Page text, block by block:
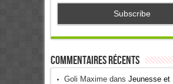
Commentaires récents
Goli Maximedans Jeunesse et